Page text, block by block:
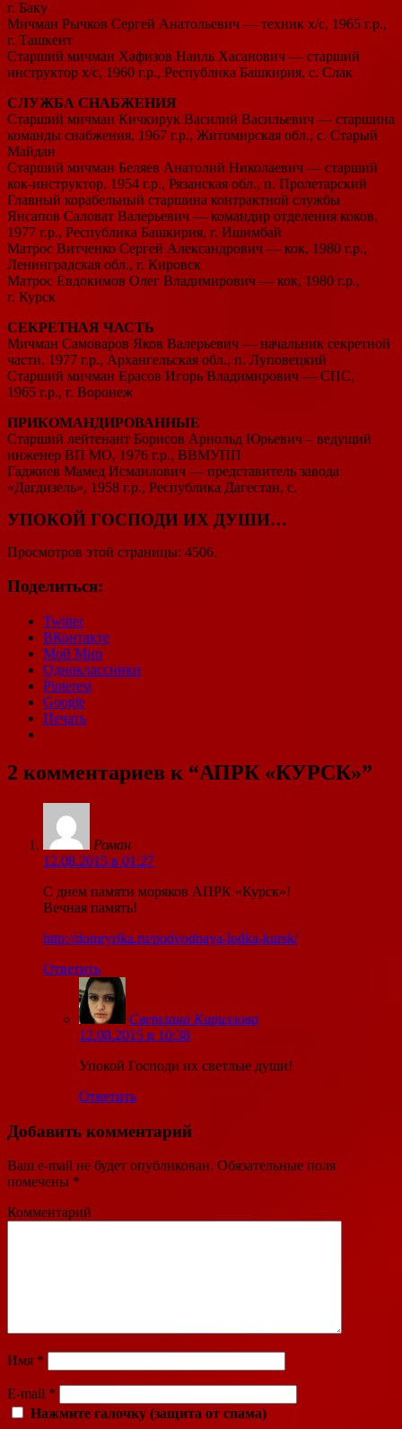
г. Баку
Мичман Рычков Сергей Анатольевич — техник х/с, 1965 г.р.,
г. Ташкент
Старший мичман Хафизов Наиль Хасанович — старший
инструктор х/с, 1960 г.р., Республика Башкирия, с. Слак
СЛУЖБА СНАБЖЕНИЯ
Старший мичман Кичкирук Василий Васильевич — старшина
команды снабжения, 1967 г.р., Житомирская обл., с. Старый
Майдан
Старший мичман Беляев Анатолий Николаевич — старший
кок-инструктор, 1954 г.р., Рязанская обл., п. Пролетарский
Главный корабельный старшина контрактной службы
Янсапов Саловат Валерьевич — командир отделения коков,
1977 г.р., Республика Башкирия, г. Ишимбай
Матрос Витченко Сергей Александрович — кок, 1980 г.р.,
Ленинградская обл., г. Кировск
Матрос Евдокимов Олег Владимирович — кок, 1980 г.р.,
г. Курск
СЕКРЕТНАЯ ЧАСТЬ
Мичман Самоваров Яков Валерьевич — начальник секретной
части, 1977 г.р., Архангельская обл., п. Луповецкий
Старший мичман Ерасов Игорь Владимирович — СПС,
1965 г.р., г. Воронеж
ПРИКОМАНДИРОВАННЫЕ
Старший лейтенант Борисов Арнольд Юрьевич – ведущий
инженер ВП МО, 1976 г.р., ВВМУПП
Гаджиев Мамед Исмаилович — представитель завода
«Дагдизель», 1958 г.р., Республика Дагестан, с.
УПОКОЙ ГОСПОДИ ИХ ДУШИ…
Просмотров этой страницы: 4506.
Поделиться:
Twitter
ВКонтакте
Мой Мир
Одноклассники
Pinterest
Google
Печать
2 комментариев к “АПРК «КУРСК»”
Роман
12.08.2015 в 01:27
C днем памяти моряков АПРК «Курск»!
Вечная память!
http://domryrika.ru/podvodnaya-lodka-kursk/
Ответить
Светлана Кириллова
12.08.2015 в 10:38
Упокой Господи их светлые души!
Ответить
Добавить комментарий
Ваш e-mail не будет опубликован. Обязательные поля
помечены *
Комментарий
Имя *
E-mail *
Нажмите галочку (защита от спама)